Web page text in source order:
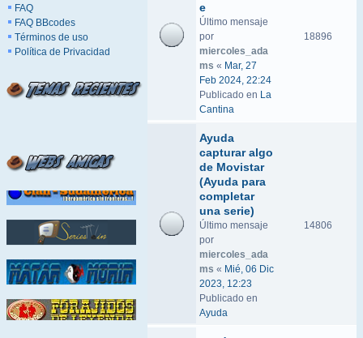
FAQ
FAQ BBcodes
Términos de uso
Política de Privacidad
e
Último mensaje
por
miercoles_ada
ms « Mar, 27
Feb 2024, 22:24
Publicado en La
Cantina
18896
Ayuda
capturar algo
de Movistar
(Ayuda para
completar
una serie)
Último mensaje
por
miercoles_ada
ms « Mié, 06 Dic
2023, 12:23
Publicado en
Ayuda
14806